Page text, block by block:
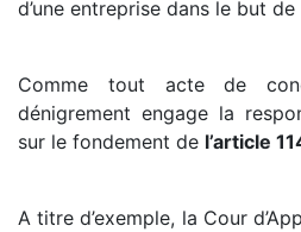
d’une entreprise dans le but de
Comme tout acte de
dénigrement engage la
sur le fondement de l’article
A titre d’exemple, la Cour